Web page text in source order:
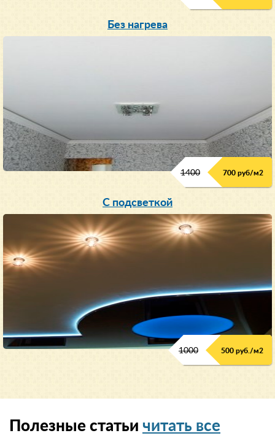
Без нагрева
1400 700 руб/м2
С подсветкой
1000 500 руб./м2
Полезные статьи читать все